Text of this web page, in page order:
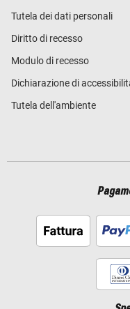
Tutela dei dati personali
Diritto di recesso
Modulo di recesso
Dichiarazione di
Tutela dell'ambiente